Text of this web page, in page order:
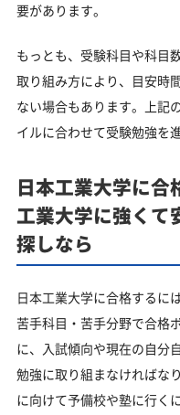
要があります。
もっとも、受験科目や科目
取り組み方により、目安時
ない場合もあります。上記
イルに合わせて受験勉強を
日本工業大学に
工業大学に強くて
探しなら
日本工業大学に合格するに
苦手科目・苦手分野で合格
に、入試傾向や現在の自分
勉強に取り組まなければな
に向けて予備校や塾に行く